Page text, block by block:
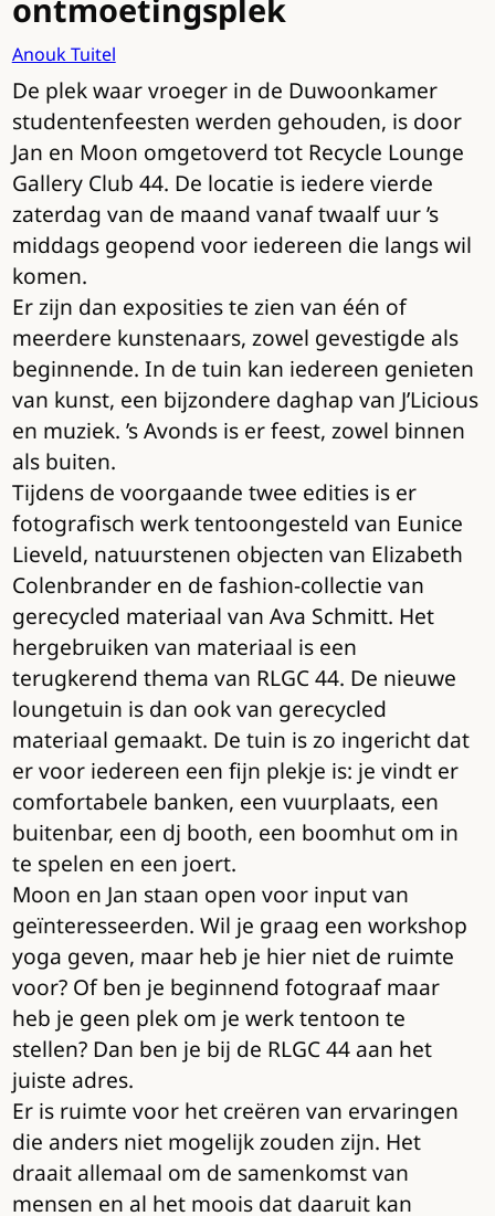
ontmoetingsplek
Anouk Tuitel
De plek waar vroeger in de Duwoonkamer
studentenfeesten werden gehouden, is door
Jan en Moon omgetoverd tot Recycle Lounge
Gallery Club 44. De locatie is iedere vierde
zaterdag van de maand vanaf twaalf uur ’s
middags geopend voor iedereen die langs wil
komen.
Er zijn dan exposities te zien van één of
meerdere kunstenaars, zowel gevestigde als
beginnende. In de tuin kan iedereen genieten
van kunst, een bijzondere daghap van J’Licious
en muziek. ’s Avonds is er feest, zowel binnen
als buiten.
Tijdens de voorgaande twee edities is er
fotografisch werk tentoongesteld van Eunice
Lieveld, natuurstenen objecten van Elizabeth
Colenbrander en de fashion-collectie van
gerecycled materiaal van Ava Schmitt. Het
hergebruiken van materiaal is een
terugkerend thema van RLGC 44. De nieuwe
loungetuin is dan ook van gerecycled
materiaal gemaakt. De tuin is zo ingericht dat
er voor iedereen een fijn plekje is: je vindt er
comfortabele banken, een vuurplaats, een
buitenbar, een dj booth, een boomhut om in
te spelen en een joert.
Moon en Jan staan open voor input van
geïnteresseerden. Wil je graag een workshop
yoga geven, maar heb je hier niet de ruimte
voor? Of ben je beginnend fotograaf maar
heb je geen plek om je werk tentoon te
stellen? Dan ben je bij de RLGC 44 aan het
juiste adres.
Er is ruimte voor het creëren van ervaringen
die anders niet mogelijk zouden zijn. Het
draait allemaal om de samenkomst van
mensen en al het moois dat daaruit kan